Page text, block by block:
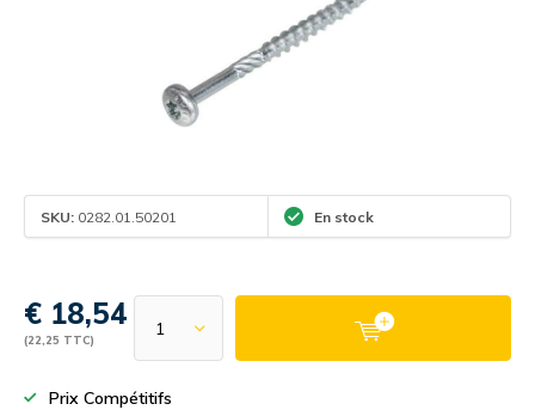
SKU: 0282.01.50201 En stock
€ 18,54
(22,25 TTC)
Prix Compétitifs